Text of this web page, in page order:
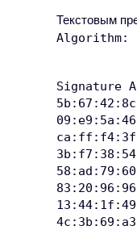
Текстовым
Algorithm:
Signature